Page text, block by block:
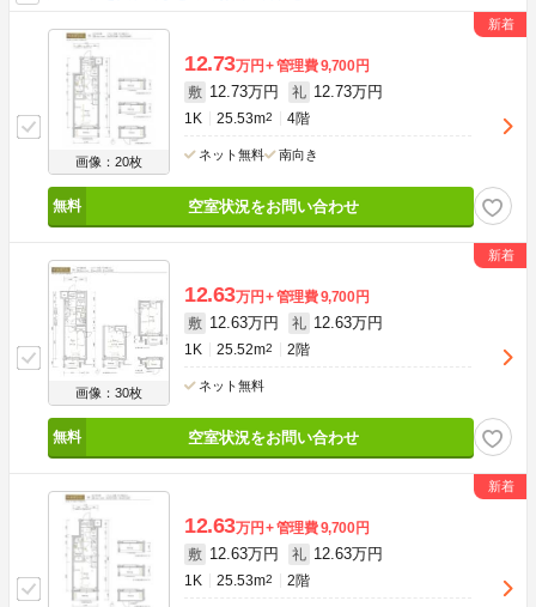
画像：20枚
12.73万円 管理費9,700円
敷 12.73万円 礼 12.73万円
1K 25.53m2 4階
ネット無料 南向き
空室状況をお問い合わせ
画像：30枚
12.63万円 管理費9,700円
敷 12.63万円 礼 12.63万円
1K 25.52m2 2階
ネット無料
空室状況をお問い合わせ
12.63万円 管理費9,700円
敷 12.63万円 礼 12.63万円
1K 25.53m2 2階